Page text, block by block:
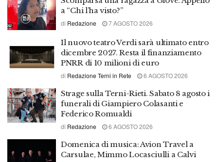
a “Chi l’ha visto?”
di Redazione 7 AGOSTO 2026
Il nuovo teatro Verdi sarà ultimato entro
dicembre 2027. Resta il finanziamento
PNRR di 10 milioni di euro
di Redazione Terni in Rete 6 AGOSTO 2026
Strage sulla Terni-Rieti. Sabato 8 agosto i
funerali di Giampiero Colasanti e
Federico Romualdi
di Redazione 6 AGOSTO 2026
Domenica di musica: Avion Travel a
Carsulae, Mimmo Locasciulli a Calvi